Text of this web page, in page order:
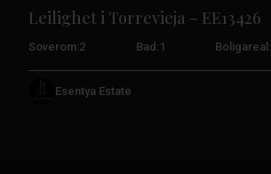
Leilighet i Torrevieja – EE13426
Soverom:2 Bad: 1 Boligareal:
Esentya Estate